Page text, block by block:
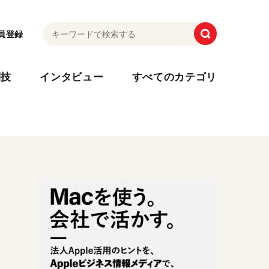
登録
インタビュー すべてのカテゴリ